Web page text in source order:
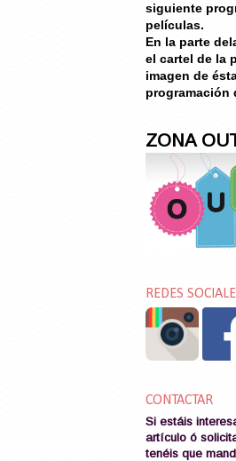
siguiente
películas.
En la parte
el cartel de la
imagen de
programación
ZONA
REDES
CONTACTAR
Si estáis
artículo ó
tenéis que